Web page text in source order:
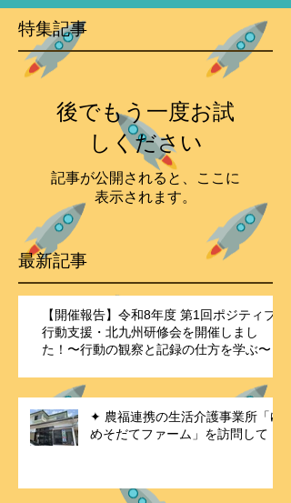
特集記事
後でもう一度お試
しください
記事が公開されると、ここに
表示されます。
最新記事
【開催報告】令和8年度 第1回ポジティブ
行動支援・北九州研修会を開催しまし
た！〜行動の観察と記録の仕方を学ぶ〜
✦ 農福連携の生活介護事業所「ゆ
めそだてファーム」を訪問して